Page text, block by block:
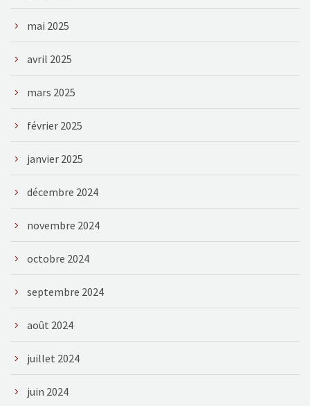
mai 2025
avril 2025
mars 2025
février 2025
janvier 2025
décembre 2024
novembre 2024
octobre 2024
septembre 2024
août 2024
juillet 2024
juin 2024